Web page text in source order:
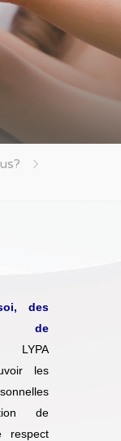
des
de
LYPA
les
de
respect